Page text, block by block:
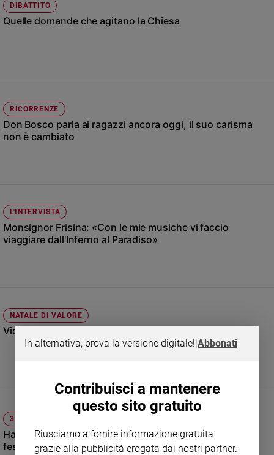
Volontariato
Diritti
settimana
Migranti
Diversità
Cultura
e
spettacoli
streaming
Libri
Musica
educazione
Genitori
e
DIBATTITO
Quelle domande che agitano la Chiesa
RICORRENZE
Don Bosco parla ai ragazzi ancora oggi, il suo carisma
non è cambiato
L'INTERVISTA
Monsignor Frisina: «Con le mie musiche vi faccio
viaggiare dall'Inferno al Paradiso»
NATALE DI VALORE
Vicini ai fragili aiutando chi aiuta
31 OTTOBRE
Halloween, l’esorcista: «Preservare i bambini da questa
festa demoniaca e violenta»
In alternativa, prova la versione digitale!|Abbonati
Contribuisci a mantenere
questo sito gratuito
Riusciamo a fornire informazione gratuita
grazie alla pubblicità erogata dai nostri partner.